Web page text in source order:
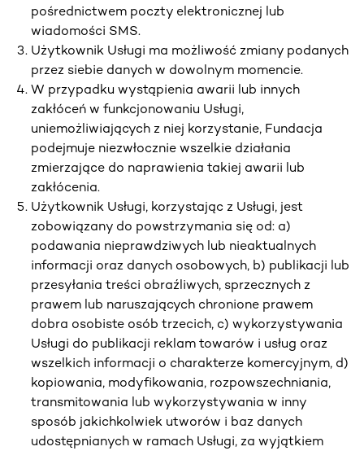
pośrednictwem poczty elektronicznej lub
wiadomości SMS.
Użytkownik Usługi ma możliwość zmiany podanych
przez siebie danych w dowolnym momencie.
W przypadku wystąpienia awarii lub innych
zakłóceń w funkcjonowaniu Usługi,
uniemożliwiających z niej korzystanie, Fundacja
podejmuje niezwłocznie wszelkie działania
zmierzające do naprawienia takiej awarii lub
zakłócenia.
Użytkownik Usługi, korzystając z Usługi, jest
zobowiązany do powstrzymania się od: a)
podawania nieprawdziwych lub nieaktualnych
informacji oraz danych osobowych, b) publikacji lub
przesyłania treści obraźliwych, sprzecznych z
prawem lub naruszających chronione prawem
dobra osobiste osób trzecich, c) wykorzystywania
Usługi do publikacji reklam towarów i usług oraz
wszelkich informacji o charakterze komercyjnym, d)
kopiowania, modyfikowania, rozpowszechniania,
transmitowania lub wykorzystywania w inny
sposób jakichkolwiek utworów i baz danych
udostępnianych w ramach Usługi, za wyjątkiem